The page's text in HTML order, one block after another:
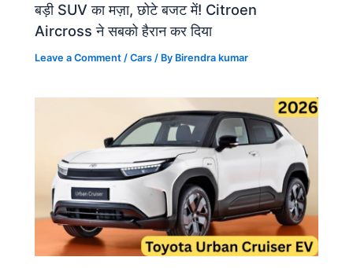
बड़ी SUV का मज़ा, छोटे बजट में! Citroen
Aircross ने सबको हैरान कर दिया
Leave a Comment /Cars / By Birendra kumar